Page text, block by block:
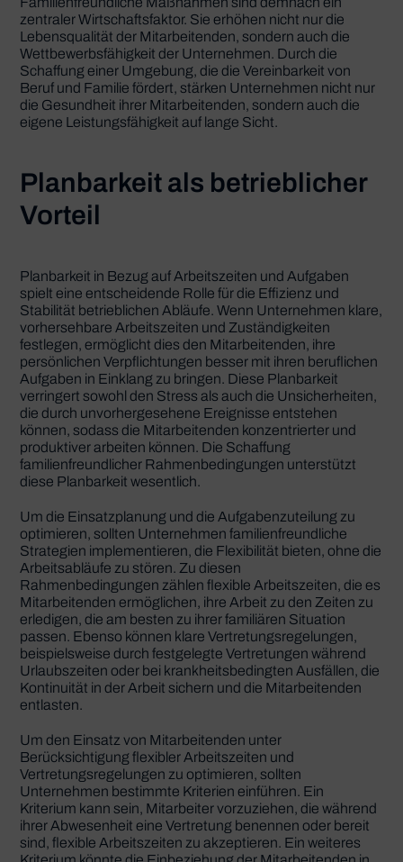
zentraler Wirtschaftsfaktor. Sie erhöhen nicht nur die
Lebensqualität der Mitarbeitenden, sondern auch die
Wettbewerbsfähigkeit der Unternehmen. Durch die
Schaffung einer Umgebung, die die Vereinbarkeit von
Beruf und Familie fördert, stärken Unternehmen nicht nur
die Gesundheit ihrer Mitarbeitenden, sondern auch die
eigene Leistungsfähigkeit auf lange Sicht.
Planbarkeit als betrieblicher
Vorteil
Planbarkeit in Bezug auf Arbeitszeiten und Aufgaben
spielt eine entscheidende Rolle für die Effizienz und
Stabilität betrieblichen Abläufe. Wenn Unternehmen klare,
vorhersehbare Arbeitszeiten und Zuständigkeiten
festlegen, ermöglicht dies den Mitarbeitenden, ihre
persönlichen Verpflichtungen besser mit ihren beruflichen
Aufgaben in Einklang zu bringen. Diese Planbarkeit
verringert sowohl den Stress als auch die Unsicherheiten,
die durch unvorhergesehene Ereignisse entstehen
können, sodass die Mitarbeitenden konzentrierter und
produktiver arbeiten können. Die Schaffung
familienfreundlicher Rahmenbedingungen unterstützt
diese Planbarkeit wesentlich.
Um die Einsatzplanung und die Aufgabenzuteilung zu
optimieren, sollten Unternehmen familienfreundliche
Strategien implementieren, die Flexibilität bieten, ohne die
Arbeitsabläufe zu stören. Zu diesen
Rahmenbedingungen zählen flexible Arbeitszeiten, die es
Mitarbeitenden ermöglichen, ihre Arbeit zu den Zeiten zu
erledigen, die am besten zu ihrer familiären Situation
passen. Ebenso können klare Vertretungsregelungen,
beispielsweise durch festgelegte Vertretungen während
Urlaubszeiten oder bei krankheitsbedingten Ausfällen, die
Kontinuität in der Arbeit sichern und die Mitarbeitenden
entlasten.
Um den Einsatz von Mitarbeitenden unter
Berücksichtigung flexibler Arbeitszeiten und
Vertretungsregelungen zu optimieren, sollten
Unternehmen bestimmte Kriterien einführen. Ein
Kriterium kann sein, Mitarbeiter vorzuziehen, die während
ihrer Abwesenheit eine Vertretung benennen oder bereit
sind, flexible Arbeitszeiten zu akzeptieren. Ein weiteres